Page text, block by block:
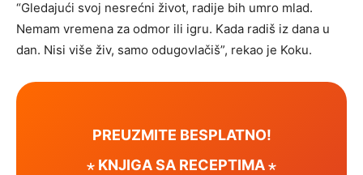
“Gledajući svoj nesrećni život, radije bih umro mlad.
Nemam vremena za odmor ili igru. Kada radiš iz dana u
dan. Nisi više živ, samo odugovlačiš”, rekao je Koku.
PREUZMITE BESPLATNO!
⋆ KNJIGA SA RECEPTIMA ⋆